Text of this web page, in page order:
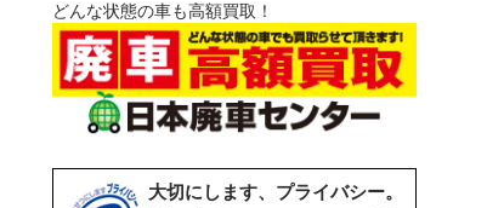
どんな状態の車も高額買取！
大切にします、プライバシー。